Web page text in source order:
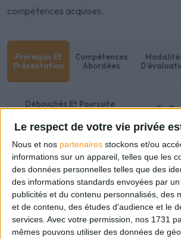
Le respect de votre vie privée
Nous et nos partenaires stockons et/ou
informations sur un appareil, telles que les
des données personnelles telles que des
des informations standards envoyées par
publicités et du contenu personnalisés, des
et de contenu, des études d'audience et le
services. Avec votre permission, nos 1731
mêmes pouvons utiliser des données de
compétences acquises.
Prérequis Et
Présentation
Compétences
Abordées
Débouchés Et Poursuite
En
I. Programme de Formation : Gestion de
A. Jour 1 : Conception et Planification (8
B. Jour 2 : Coordination et Mise en Œuvre
C. Jour 3 : Suivi et Évaluation (8 heures)
Méthodes pédagogiques